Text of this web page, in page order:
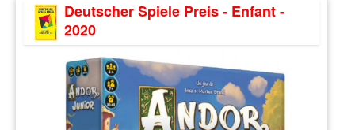
Deutscher Spiele Preis - Enfant -
2020